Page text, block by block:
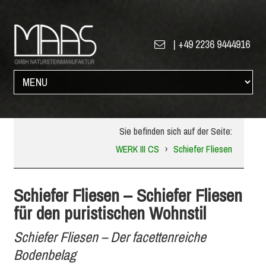
| +49 2236 9444916
Sie befinden sich auf der Seite:
WERK III CS › Schiefer Fliesen
Schiefer Fliesen – Schiefer Fliesen
für den puristischen Wohnstil
Schiefer Fliesen – Der facettenreiche
Bodenbelag